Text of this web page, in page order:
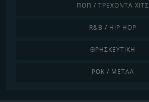
ΠΟΠ / ΤΡΈΧΟΝΤΑ ΧΙΤΣ
R&B / HIP HOP
ΘΡΗΣΚΕΥΤΙΚΉ
ΡΟΚ / ΜΈΤΑΛ